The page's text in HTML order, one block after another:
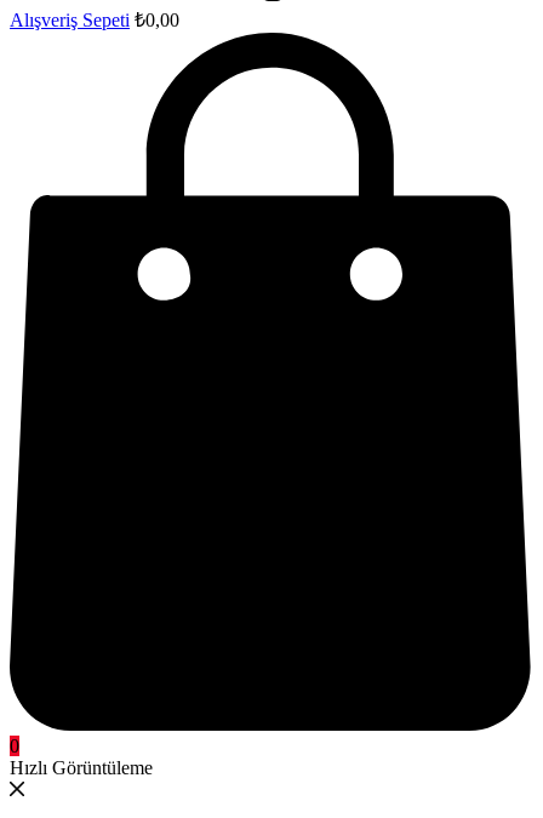
Alışveriş Sepeti ₺0,00
0
Hızlı Görüntüleme